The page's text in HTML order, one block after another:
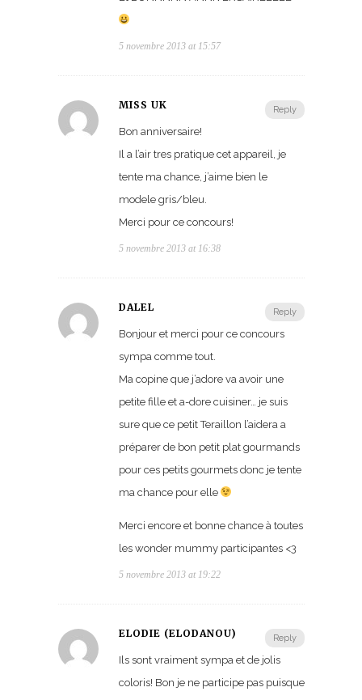
5 novembre 2013 at 15:57
Reply
MISS UK
Bon anniversaire!
Il a l’air tres pratique cet appareil, je
tente ma chance, j’aime bien le
modele gris/bleu.
Merci pour ce concours!
5 novembre 2013 at 16:38
Reply
DALEL
Bonjour et merci pour ce concours
sympa comme tout.
Ma copine que j’adore va avoir une
petite fille et a-dore cuisiner… je suis
sure que ce petit Teraillon l’aidera a
préparer de bon petit plat gourmands
pour ces petits gourmets donc je tente
ma chance pour elle
Merci encore et bonne chance à toutes
les wonder mummy participantes <3
5 novembre 2013 at 19:22
Reply
ÉLODIE (ELODANOU)
Ils sont vraiment sympa et de jolis
coloris! Bon je ne participe pas puisque